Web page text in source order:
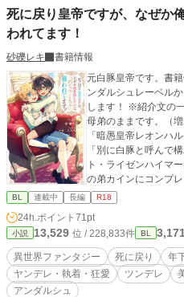
死に戻り皇帝ですが、なぜか
われてます！
砂礫レキ
書籍情報
元白豚皇帝です。書
ンダルシュレーベル
します！ ※紹介文の
母弟のままです。（
「暗愚皇帝レオンハ
「別に白豚と呼んで
ト・ライゼンハイマ
の弟カインにコンプ
格的に人生が狂いだ
用した結果、国は荒
革命軍を率いていた
った弟だった。 彼の
は、しかし次に目覚
インの腹心であるリ
命じる。 「弟をベタ
BL 連載中 長編 R18
24h.ポイント 71pt
小説 13,529 位 / 228,833件 BL 3,171
異世界ファンタジー 死に戻り 年
ヤンデレ・執着・狂愛
ツンデレ
アンダルシュ